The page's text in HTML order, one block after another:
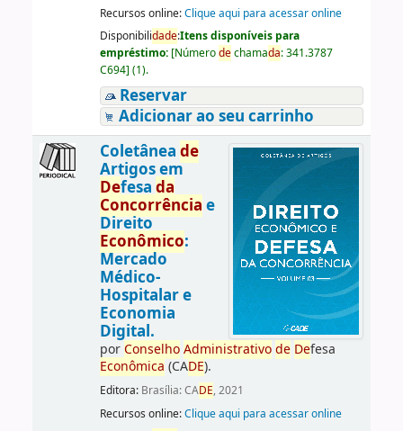
Recursos online:Clique aqui para acessar online
Disponibilidade:Itens disponíveis para
empréstimo: [Númerodechamada:341.3787
C694] (1).
Reservar
Adicionar ao seu carrinho
Coletânea de
Artigos em
Defesa da
Concorrência e
Direito
Econômico:
Mercado
Médico-
Hospitalar e
Economia
Digital.
porConselho Administrativo de Defesa
Econômica (CADE).
Editora: Brasília: CADE, 2021
Recursos online:Clique aqui para acessar online